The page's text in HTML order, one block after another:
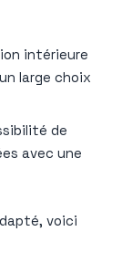
intérieure
large choix
de
avec une
voici